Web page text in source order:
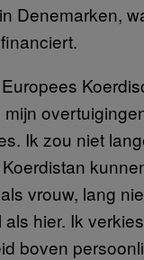
Denemarken,
Ik zou niet
vrouw, lang
hier. Ik
boven